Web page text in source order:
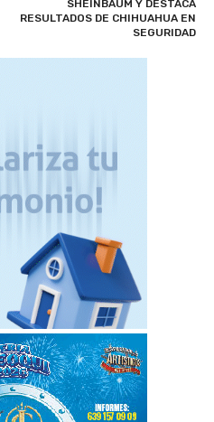
SHEINBAUM Y DESTACA
RESULTADOS DE CHIHUAHUA EN
SEGURIDAD